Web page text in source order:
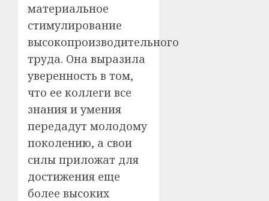
материальное
стимулирование
высокопроизводительного
труда. Она выразила
уверенность в том,
что ее коллеги все
знания и умения
передадут молодому
поколению, а свои
силы приложат для
достижения еще
более высоких